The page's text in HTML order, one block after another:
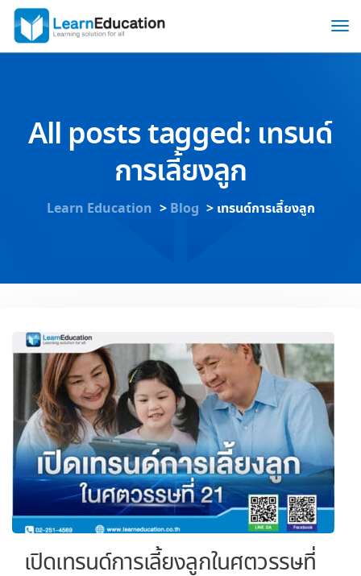
All posts tagged: เทรนด์
การเลี้ยงลูก
Learn Education > Blog > เทรนด์การเลี้ยงลูก
เปิดเทรนด์การเลี้ยงลูกในศตวรรษที่